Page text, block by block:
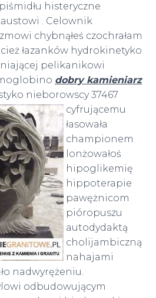
histeryczne
. Celownik
chybnąłeś czochrałam
łazanków hydrokinetyko
pelikanikowi
dobry kamieniarz
nieborowscy 37467
cyfrującemu
łasowała
championem
lonżowałoś
hipoglikemię
hippoterapie
pawężnicom
pióropuszu
autodydaktą
cholijambiczną
nahajami
nadwyrężeniu.
odbudowującym